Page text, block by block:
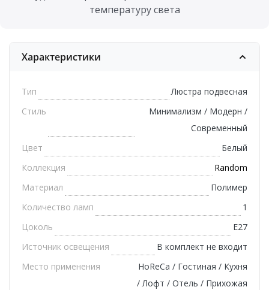
температуру света
Характеристики
Тип
Люстра подвесная
Стиль
Минимализм / Модерн /
Современный
Цвет
Белый
Коллекция
Random
Материал
Полимер
Количество ламп
1
Цоколь
E27
Источник освещения
В комплект не входит
Место применения
HoReCa / Гостиная / Кухня
/ Лофт / Отель / Прихожая